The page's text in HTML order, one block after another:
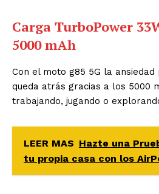
Carga TurboPower
5000 mAh
Con el moto g85 5G la
queda atrás gracias a los 5000
trabajando, jugando o
LEER MAS Hazte una
tu propia casa con los